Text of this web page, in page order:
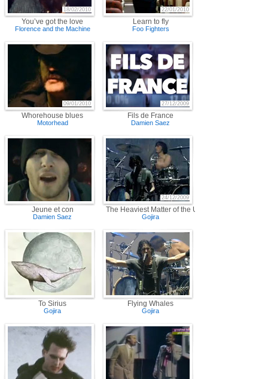
You’ve got the love
18/02/2010
Florence and the Machine
Learn to fly
22/01/2010
Foo Fighters
Whorehouse blues
09/01/2010
Motorhead
Fils de France
27/12/2009
Damien Saez
Jeune et con
Damien Saez
The Heaviest Matter of the Universe
24/12/2009
Gojira
To Sirius
Gojira
Flying Whales
Gojira